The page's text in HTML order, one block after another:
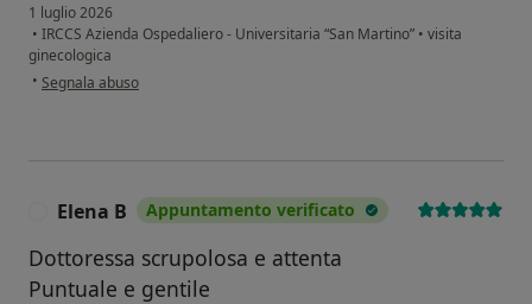
1 luglio 2026
• IRCCS Azienda Ospedaliero - Universitaria “San Martino” • visita
ginecologica
• secondo l'opinione dell'utente G.G.
Segnala abuso
Elena B Appuntamento verificato
Dottoressa scrupolosa e attenta
Puntuale e gentile